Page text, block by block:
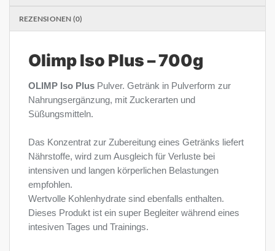
REZENSIONEN (0)
Olimp Iso Plus – 700g
OLIMP Iso Plus Pulver. Getränk in Pulverform zur
Nahrungsergänzung, mit Zuckerarten und
Süßungsmitteln.
Das Konzentrat zur Zubereitung eines Getränks liefert
Nährstoffe, wird zum Ausgleich für Verluste bei
intensiven und langen körperlichen Belastungen
empfohlen.
Wertvolle Kohlenhydrate sind ebenfalls enthalten.
Dieses Produkt ist ein super Begleiter während eines
intesiven Tages und Trainings.